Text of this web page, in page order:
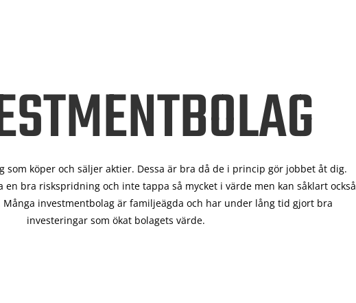
som köper och säljer aktier. Dessa är bra då de i princip gör jobbet åt dig.
en bra riskspridning och inte tappa så mycket i värde men kan såklart också
investmentbolag är familjeägda och har under lång tid gjort bra
investeringar som ökat bolagets värde.